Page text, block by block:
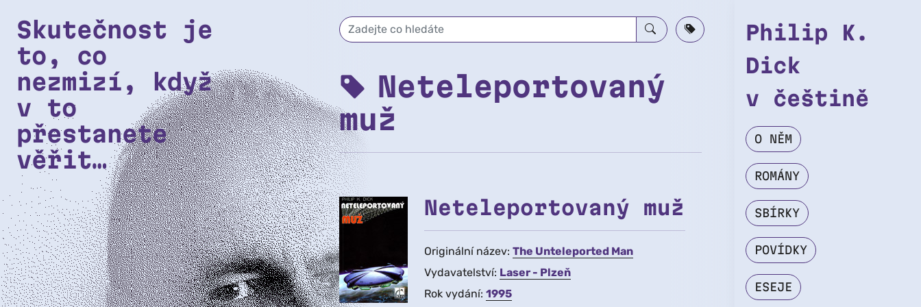
Philip K.
Dick
v češtině
O NĚM
ROMÁNY
SBÍRKY
POVÍDKY
ESEJE
Skutečnost je
to, co
nezmizí, když
v to
přestanete
věřit…
Neteleportovaný
muž
Neteleportovaný muž
Originální název: The Unteleported Man
Vydavatelství: Laser - Plzeň
Rok vydání: 1995